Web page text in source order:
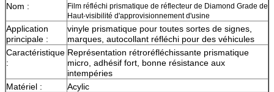
Nom :
Film réfléchi prismatique de réflecteur de Diamond Grade de
Haut-visibilité d'approvisionnement d'usine
Application
principale :
vinyle prismatique pour toutes sortes de signes,
marques, autocollant réfléchi pour des véhicules
Caractéristique
:
Représentation rétroréfléchissante prismatique
micro, adhésif fort, bonne résistance aux
intempéries
Matériel :
Acylic